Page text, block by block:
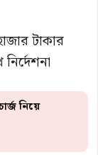
টাকার
নিয়ে